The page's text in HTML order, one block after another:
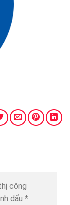
công
dấu *